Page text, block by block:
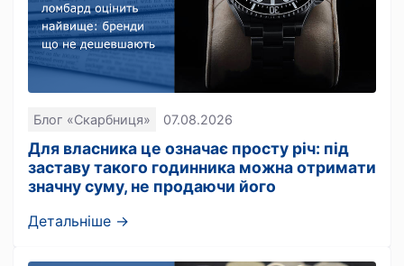
Блог «Скарбниця» 07.08.2026
Для власника це означає просту річ: під
заставу такого годинника можна отримати
значну суму, не продаючи його
Детальніше →